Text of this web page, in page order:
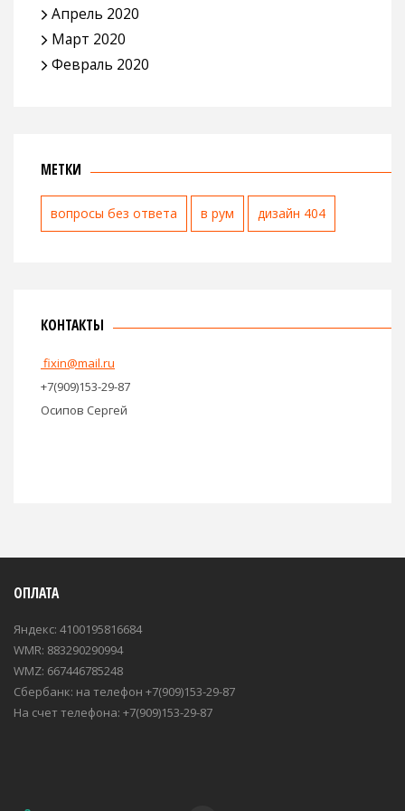
Апрель 2020
Март 2020
Февраль 2020
МЕТКИ
вопросы без ответа в рум дизайн 404
КОНТАКТЫ
fixin@mail.ru
+7(909)153-29-87
Осипов Сергей
ОПЛАТА
Яндекс: 4100195816684
WMR: 883290290994
WMZ: 667446785248
Сбербанк: на телефон +7(909)153-29-87
На счет телефона: +7(909)153-29-87